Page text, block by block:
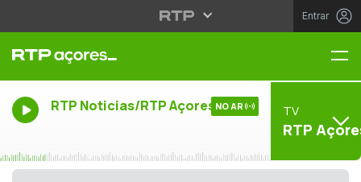
Entrar
RTP Noticias/RTP Açores NO AR TV
RTP